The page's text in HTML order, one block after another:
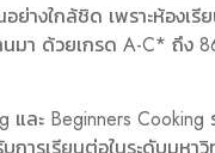
างใกล้ชิด เพราะห้อง
า ด้วยเกรด A-C* ถึง
ละ Beginners